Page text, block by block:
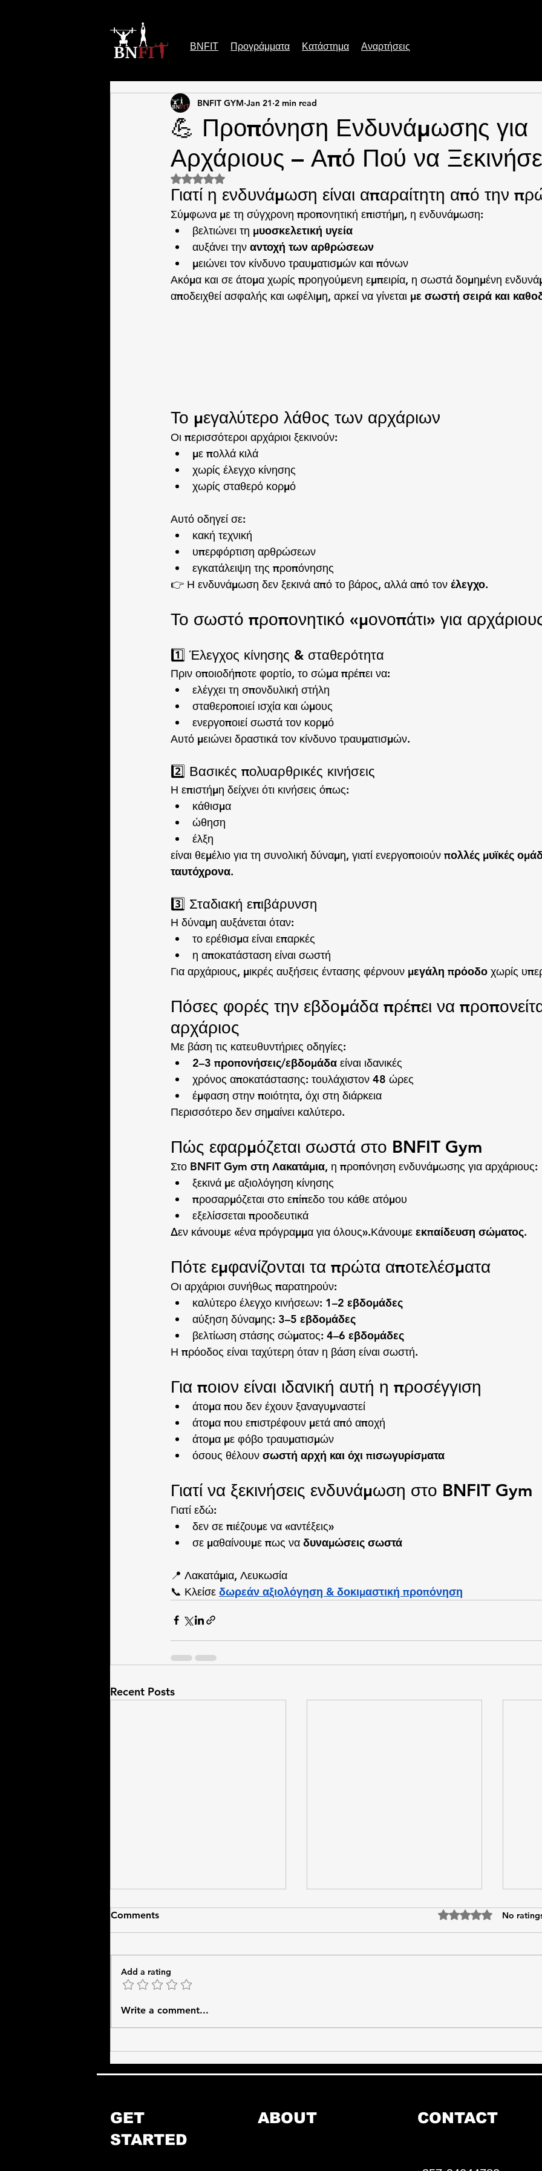
BNFIT Προγράμματα Κατάστημα Αναρτήσεις
💪 Προπόνηση Ενδυνάμωσης για
Αρχάριους – Από Πού να
BNFIT GYM Jan 21 2 min read
Rated NaN out of 5 stars.
Γιατί η ενδυνάμωση είναι απαραίτητη από την
Σύμφωνα με τη σύγχρονη προπονητική επιστήμη, η ενδυνάμωση:
βελτιώνει τη μυοσκελετική υγεία
αυξάνει την αντοχή των αρθρώσεων
μειώνει τον κίνδυνο τραυματισμών και πόνων
Ακόμα και σε άτομα χωρίς προηγούμενη εμπειρία, η σωστά δομημένη
αποδειχθεί ασφαλής και ωφέλιμη, αρκεί να γίνεται με σωστή σειρά και
Το μεγαλύτερο λάθος των αρχάριων
Οι περισσότεροι αρχάριοι ξεκινούν:
με πολλά κιλά
χωρίς έλεγχο κίνησης
χωρίς σταθερό κορμό
Αυτό οδηγεί σε:
κακή τεχνική
υπερφόρτιση αρθρώσεων
εγκατάλειψη της προπόνησης
👉 Η ενδυνάμωση δεν ξεκινά από το βάρος, αλλά από τον έλεγχο.
Το σωστό προπονητικό «μονοπάτι» για
1️⃣ Έλεγχος κίνησης & σταθερότητα
Πριν οποιοδήποτε φορτίο, το σώμα πρέπει να:
ελέγχει τη σπονδυλική στήλη
σταθεροποιεί ισχία και ώμους
ενεργοποιεί σωστά τον κορμό
Αυτό μειώνει δραστικά τον κίνδυνο τραυματισμών.
2️⃣ Βασικές πολυαρθρικές κινήσεις
Η επιστήμη δείχνει ότι κινήσεις όπως:
κάθισμα
ώθηση
έλξη
είναι θεμέλιο για τη συνολική δύναμη, γιατί ενεργοποιούν πολλές μυϊκές
ταυτόχρονα.
3️⃣ Σταδιακή επιβάρυνση
Η δύναμη αυξάνεται όταν:
το ερέθισμα είναι επαρκές
η αποκατάσταση είναι σωστή
Για αρχάριους, μικρές αυξήσεις έντασης φέρνουν μεγάλη πρόοδο χωρίς
Πόσες φορές την εβδομάδα πρέπει να
αρχάριος
Με βάση τις κατευθυντήριες οδηγίες:
2–3 προπονήσεις/εβδομάδα είναι ιδανικές
χρόνος αποκατάστασης: τουλάχιστον 48 ώρες
έμφαση στην ποιότητα, όχι στη διάρκεια
Περισσότερο δεν σημαίνει καλύτερο.
Πώς εφαρμόζεται σωστά στο BNFIT Gym
Στο BNFIT Gym στη Λακατάμια, η προπόνηση ενδυνάμωσης για αρχάριους:
ξεκινά με αξιολόγηση κίνησης
προσαρμόζεται στο επίπεδο του κάθε ατόμου
εξελίσσεται προοδευτικά
Δεν κάνουμε «ένα πρόγραμμα για όλους».Κάνουμε εκπαίδευση σώματος.
Πότε εμφανίζονται τα πρώτα αποτελέσματα
Οι αρχάριοι συνήθως παρατηρούν:
καλύτερο έλεγχο κινήσεων: 1–2 εβδομάδες
αύξηση δύναμης: 3–5 εβδομάδες
βελτίωση στάσης σώματος: 4–6 εβδομάδες
Η πρόοδος είναι ταχύτερη όταν η βάση είναι σωστή.
Για ποιον είναι ιδανική αυτή η προσέγγιση
άτομα που δεν έχουν ξαναγυμναστεί
άτομα που επιστρέφουν μετά από αποχή
άτομα με φόβο τραυματισμών
όσους θέλουν σωστή αρχή και όχι πισωγυρίσματα
Γιατί να ξεκινήσεις ενδυνάμωση στο BNFIT Gym
Γιατί εδώ:
δεν σε πιέζουμε να «αντέξεις»
σε μαθαίνουμε πως να δυναμώσεις σωστά
📍 Λακατάμια, Λευκωσία
📞 Κλείσε δωρεάν αξιολόγηση & δοκιμαστική προπόνηση
Recent Posts
CrossFit Workout Benefits:
Comments Rated 0 out of 5
No
Add a rating
Write a comment...
GET
STARTED
ABOUT CONTACT